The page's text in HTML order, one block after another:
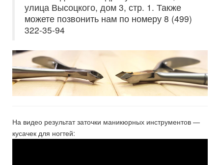
улица Высоцкого, дом 3, стр. 1. Также
можете позвонить нам по номеру 8 (499)
322-35-94
На видео результат заточки маникюрных инструментов —
кусачек для ногтей: